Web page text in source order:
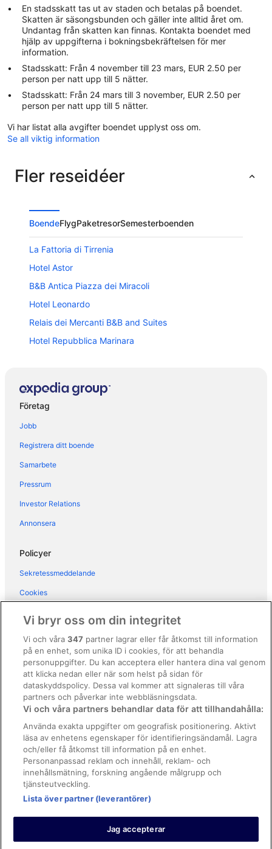
En stadsskatt tas ut av staden och betalas på boendet.
Skatten är säsongsbunden och gäller inte alltid året om.
Undantag från skatten kan finnas. Kontakta boendet med
hjälp av uppgifterna i bokningsbekräftelsen för mer
information.
Stadsskatt: Från 4 november till 23 mars, EUR 2.50 per
person per natt upp till 5 nätter.
Stadsskatt: Från 24 mars till 3 november, EUR 2.50 per
person per natt upp till 5 nätter.
Vi har listat alla avgifter boendet upplyst oss om.
Se all viktig information
Fler reseidéer
BoendeFlygPaketresorSemesterboenden
La Fattoria di Tirrenia
Hotel Astor
B&B Antica Piazza dei Miracoli
Hotel Leonardo
Relais dei Mercanti B&B and Suites
Hotel Repubblica Marinara
Camping Village Torre Pendente
Hotel Bologna
My Way
Rinascimento Bed & Breakfast
Academy House Pisa Centrale
Hotel Il Giardino
Hotel Pisa Tower Plaza
Villino Ermione
Royal Victoria Hotel
Residence San Rossore
Grand Hotel Continental
Företag
Jobb
Registrera ditt boende
Samarbete
Pressrum
Investor Relations
Annonsera
Policyer
Sekretessmeddelande
Cookies
Regler och villkor för Vrbo
Tillgänglighetsanpassning
Juridisk information/Kontakta oss
Riktlinjer för innehåll och anmäla innehåll
Hjälp
Kontakta oss
Avboka eller ändra din bokning
Boka ett flyg med flygbolagskredit
Återbetalningsprocess och tidslinjer
© 2026 Expedia, Inc., ett företag inom Expedia Group.
Vi bryr oss om din integritet
Vi och våra347 partner lagrar eller får åtkomst till information
på en enhet, som unika ID i cookies, för att behandla
personuppgifter. Du kan acceptera eller hantera dina val genom
att klicka nedan eller när som helst på sidan för
dataskyddspolicy. Dessa val kommer att signaleras till våra
partners och påverkar inte webbläsningsdata.
Vi och våra partners behandlar data för att tillhandahålla:
Använda exakta uppgifter om geografisk positionering. Aktivt
läsa av enhetens egenskaper för identifieringsändamål. Lagra
och/eller få åtkomst till information på en enhet.
Personanpassad reklam och innehåll, reklam- och
innehållsmätning, forskning angående målgrupp och
tjänsteutveckling.
Lista över partner (leverantörer)
Jag accepterar